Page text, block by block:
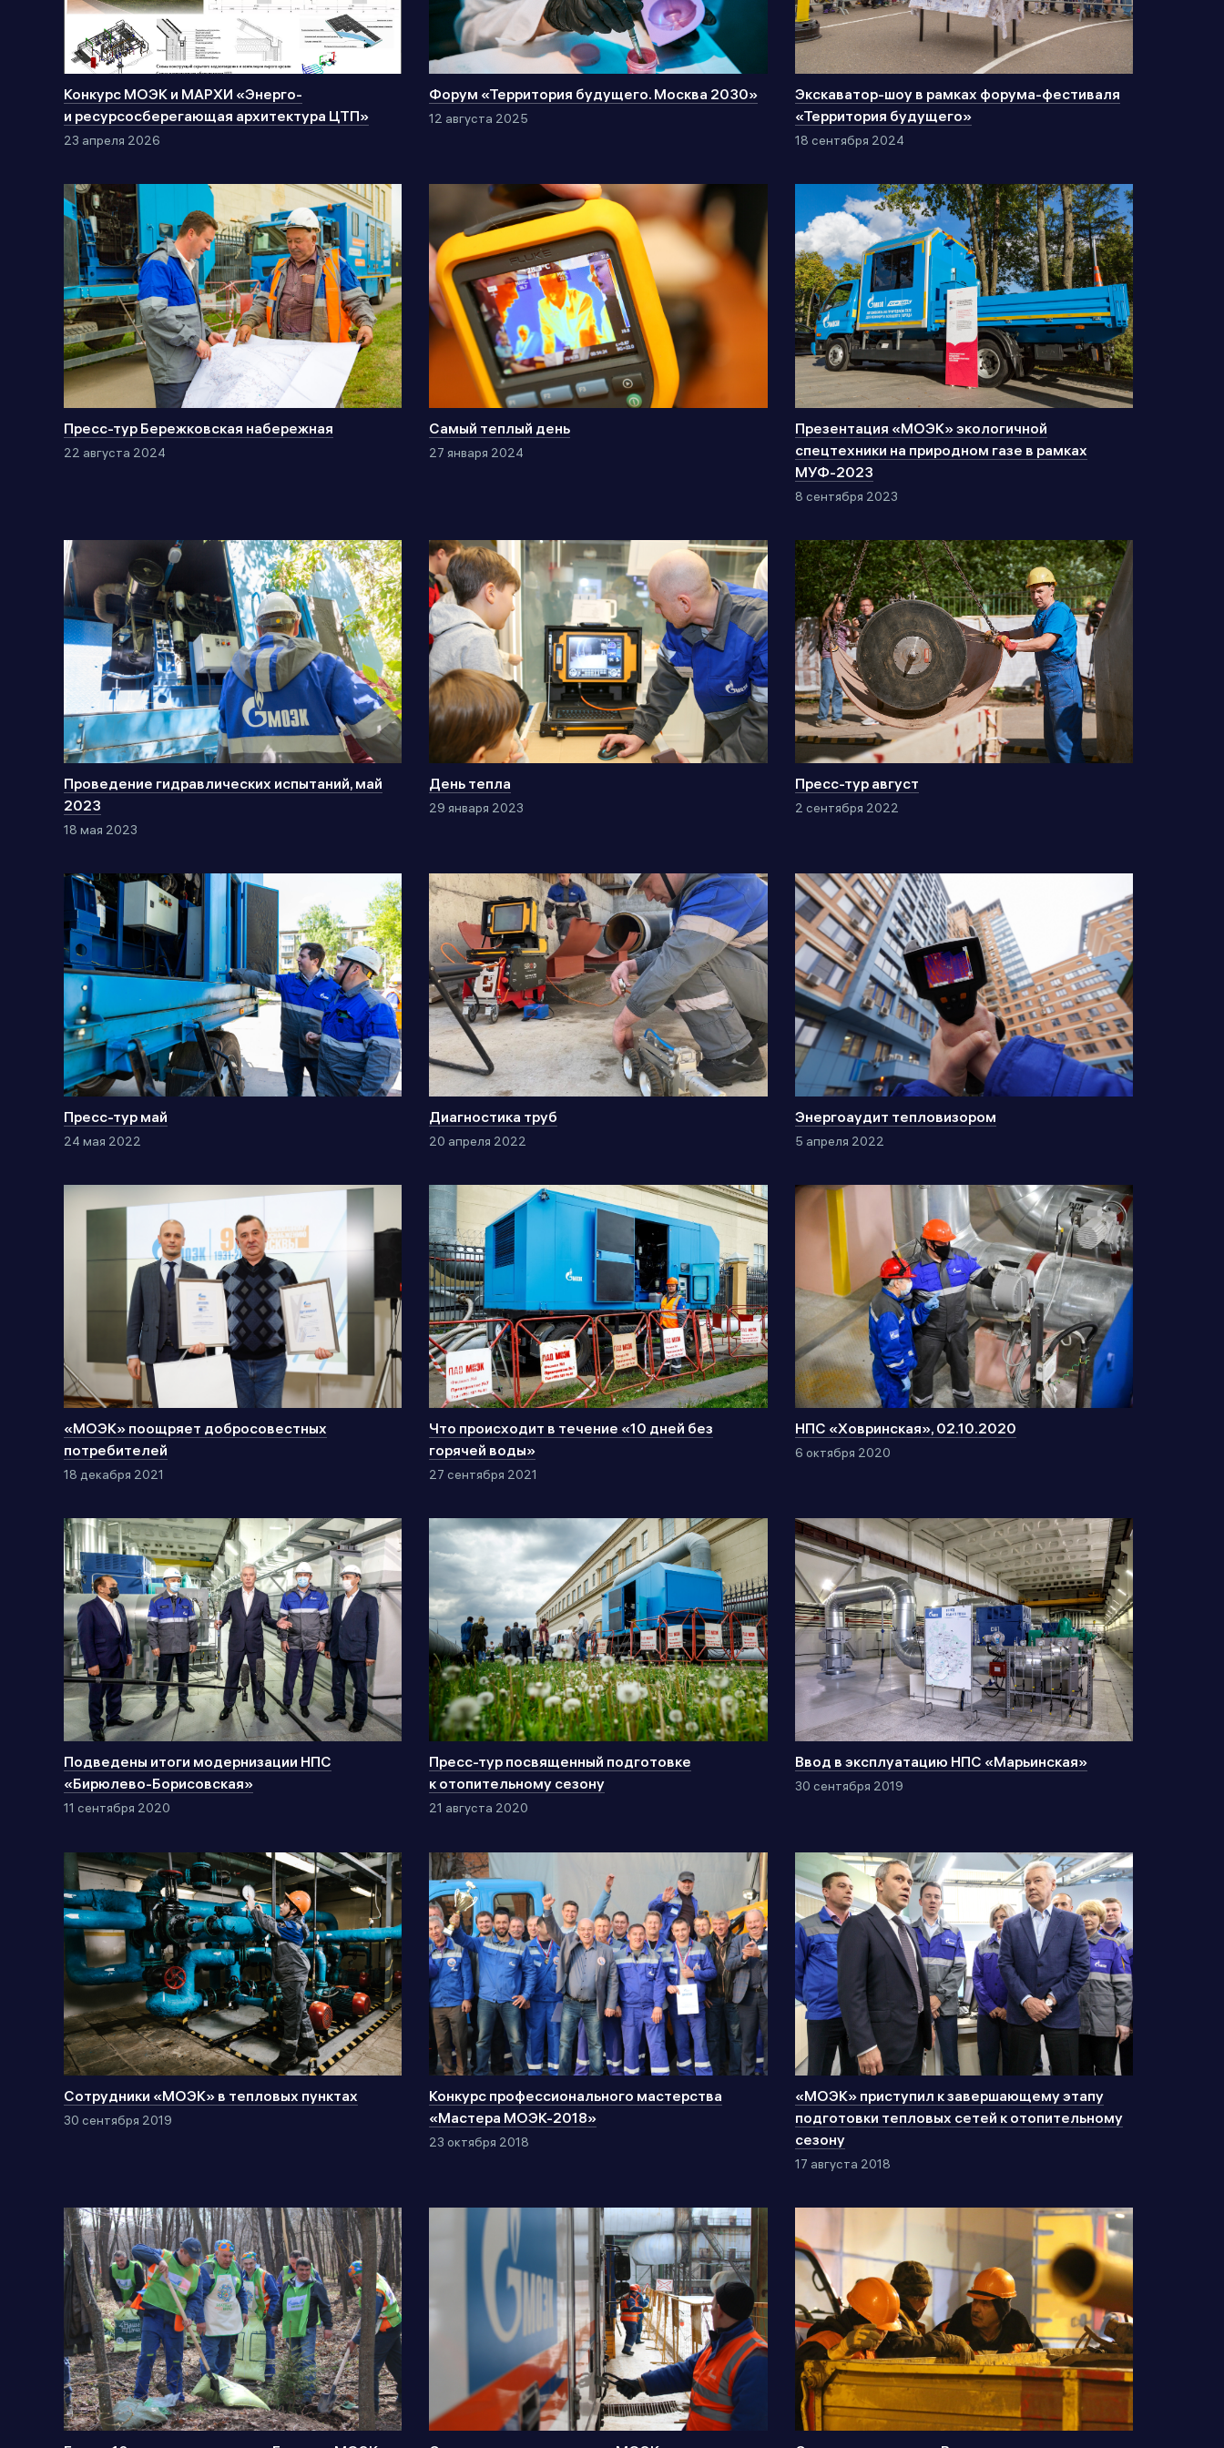
Конкурс МОЭК и МАРХИ «Энерго-
и ресурсосберегающая архитектура ЦТП»
23 апреля 2026
Форум «Территория будущего. Москва 2030»
12 августа 2025
Экскаватор-шоу в рамках форума-фестиваля
«Территория будущего»
18 сентября 2024
Пресс-тур Бережковская набережная
22 августа 2024
Самый теплый день
27 января 2024
Презентация «МОЭК» экологичной
спецтехники на природном газе в рамках
МУФ-2023
8 сентября 2023
Проведение гидравлических испытаний, май
2023
18 мая 2023
День тепла
29 января 2023
Пресс-тур август
2 сентября 2022
Пресс-тур май
24 мая 2022
Диагностика труб
20 апреля 2022
Энергоаудит тепловизором
5 апреля 2022
«МОЭК» поощряет добросовестных
потребителей
18 декабря 2021
Что происходит в течение «10 дней без
горячей воды»
27 сентября 2021
НПС «Ховринская», 02.10.2020
6 октября 2020
Подведены итоги модернизации НПС
«Бирюлево-Борисовская»
11 сентября 2020
Пресс-тур посвященный подготовке
к отопительному сезону
21 августа 2020
Ввод в эксплуатацию НПС «Марьинская»
30 сентября 2019
Сотрудники «МОЭК» в тепловых пунктах
30 сентября 2019
Конкурс профессионального мастерства
«Мастера МОЭК-2018»
23 октября 2018
«МОЭК» приступил к завершающему этапу
подготовки тепловых сетей к отопительному
сезону
17 августа 2018